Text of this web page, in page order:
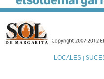
LOCALES|